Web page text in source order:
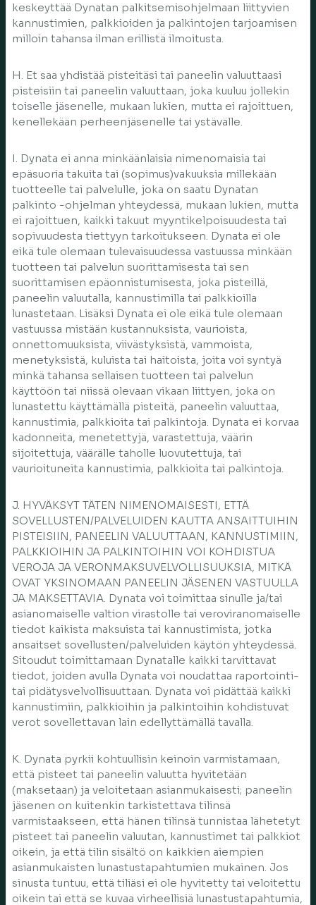
keskeyttää Dynatan palkitsemisohjelmaan liittyvien
kannustimien, palkkioiden ja palkintojen tarjoamisen
milloin tahansa ilman erillistä ilmoitusta.
H. Et saa yhdistää pisteitäsi tai paneelin valuuttaasi
pisteisiin tai paneelin valuuttaan, joka kuuluu jollekin
toiselle jäsenelle, mukaan lukien, mutta ei rajoittuen,
kenellekään perheenjäsenelle tai ystävälle.
I. Dynata ei anna minkäänlaisia nimenomaisia tai
epäsuoria takuita tai (sopimus)vakuuksia millekään
tuotteelle tai palvelulle, joka on saatu Dynatan
palkinto -ohjelman yhteydessä, mukaan lukien, mutta
ei rajoittuen, kaikki takuut myyntikelpoisuudesta tai
sopivuudesta tiettyyn tarkoitukseen. Dynata ei ole
eikä tule olemaan tulevaisuudessa vastuussa minkään
tuotteen tai palvelun suorittamisesta tai sen
suorittamisen epäonnistumisesta, joka pisteillä,
paneelin valuutalla, kannustimilla tai palkkioilla
lunastetaan. Lisäksi Dynata ei ole eikä tule olemaan
vastuussa mistään kustannuksista, vaurioista,
onnettomuuksista, viivästyksistä, vammoista,
menetyksistä, kuluista tai haitoista, joita voi syntyä
minkä tahansa sellaisen tuotteen tai palvelun
käyttöön tai niissä olevaan vikaan liittyen, joka on
lunastettu käyttämällä pisteitä, paneelin valuuttaa,
kannustimia, palkkioita tai palkintoja. Dynata ei korvaa
kadonneita, menetettyjä, varastettuja, väärin
sijoitettuja, väärälle taholle luovutettuja, tai
vaurioituneita kannustimia, palkkioita tai palkintoja.
J. HYVÄKSYT TÄTEN NIMENOMAISESTI, ETTÄ
SOVELLUSTEN/PALVELUIDEN KAUTTA ANSAITTUIHIN
PISTEISIIN, PANEELIN VALUUTTAAN, KANNUSTIMIIN,
PALKKIOIHIN JA PALKINTOIHIN VOI KOHDISTUA
VEROJA JA VERONMAKSUVELVOLLISUUKSIA, MITKÄ
OVAT YKSINOMAAN PANEELIN JÄSENEN VASTUULLA
JA MAKSETTAVIA. Dynata voi toimittaa sinulle ja/tai
asianomaiselle valtion virastolle tai veroviranomaiselle
tiedot kaikista maksuista tai kannustimista, jotka
ansaitset sovellusten/palveluiden käytön yhteydessä.
Sitoudut toimittamaan Dynatalle kaikki tarvittavat
tiedot, joiden avulla Dynata voi noudattaa raportointi-
tai pidätysvelvollisuuttaan. Dynata voi pidättää kaikki
kannustimiin, palkkioihin ja palkintoihin kohdistuvat
verot sovellettavan lain edellyttämällä tavalla.
K. Dynata pyrkii kohtuullisin keinoin varmistamaan,
että pisteet tai paneelin valuutta hyvitetään
(maksetaan) ja veloitetaan asianmukaisesti; paneelin
jäsenen on kuitenkin tarkistettava tilinsä
varmistaakseen, että hänen tilinsä tunnistaa lähetetyt
pisteet tai paneelin valuutan, kannustimet tai palkkiot
oikein, ja että tilin sisältö on kaikkien aiempien
asianmukaisten lunastustapahtumien mukainen. Jos
sinusta tuntuu, että tiliäsi ei ole hyvitetty tai veloitettu
oikein tai että se kuvaa virheellisiä lunastustapahtumia,